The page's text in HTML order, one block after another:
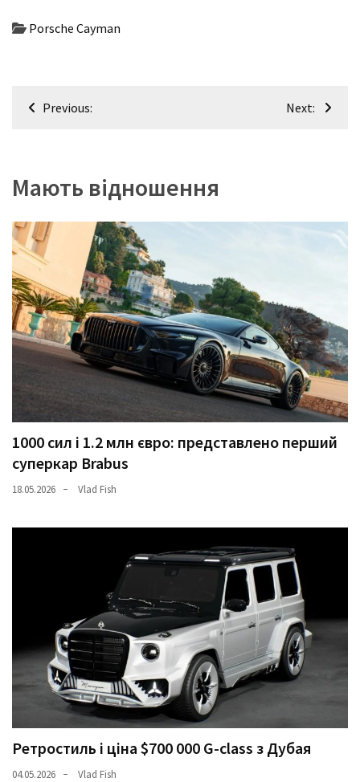
Porsche Cayman
Навігація
Previous: Next:
Мають відношення
1000 сил і 1.2 млн євро: представлено перший
суперкар Brabus
18.05.2026 Vlad Fish
Ретростиль і ціна $700 000 G-class з Дубая
04.05.2026 Vlad Fish